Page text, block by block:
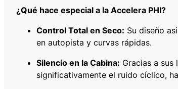
¿Qué hace especial a la Accelera PHI?
Control Total en Seco: Su diseño
en autopista y curvas rápidas.
Silencio en la Cabina: Gracias a sus
significativamente el ruido cíclico,